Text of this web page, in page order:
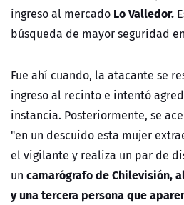
ingreso al mercado Lo Valledor.
búsqueda de mayor seguridad
Fue ahí cuando, la atacante se
ingreso al recinto e intentó
instancia. Posteriormente, se
"en un descuido esta mujer
el vigilante y realiza un par de
un camarógrafo de Chilevisión,
y una tercera persona que